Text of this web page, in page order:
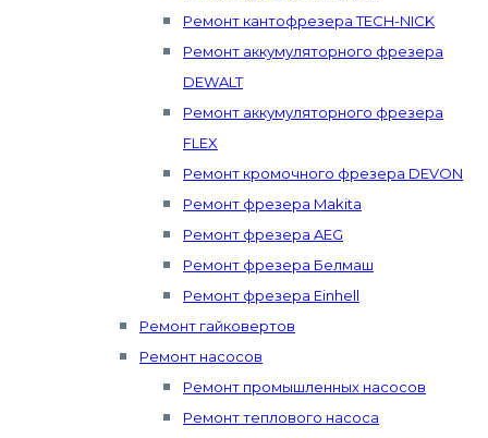
Ремонт кантофрезера TECH-NICK
Ремонт аккумуляторного фрезера
DEWALT
Ремонт аккумуляторного фрезера
FLEX
Ремонт кромочного фрезера DEVON
Ремонт фрезера Makita
Ремонт фрезера AEG
Ремонт фрезера Белмаш
Ремонт фрезера Einhell
Ремонт гайковертов
Ремонт насосов
Ремонт промышленных насосов
Ремонт теплового насоса